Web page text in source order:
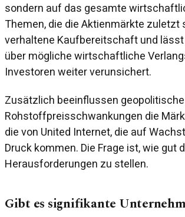
sondern auf das gesamte
Themen, die die Aktienmärkte
verhaltene Kaufbereitschaft und
über mögliche wirtschaftliche
Investoren weiter verunsichert.
Zusätzlich beeinflussen
Rohstoffpreisschwankungen die
die von United Internet, die auf
Druck kommen. Die Frage ist, wie gut
Herausforderungen zu stellen.
Gibt es signifikante